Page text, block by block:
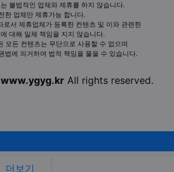
불법적인 업체와 제휴를 하지 않습니다.
한 업체만 제휴가능 합니다.
로서 제휴업체가 등록한 컨텐츠 및 이와 관련한
대해 일체 책임을 지지 않습니다.
모든 컨텐츠는 무단으로 사용할 수 없으며
법에 의거하여 법적 책임을 물을 수 있습니다.
All rights reserved.
더보기